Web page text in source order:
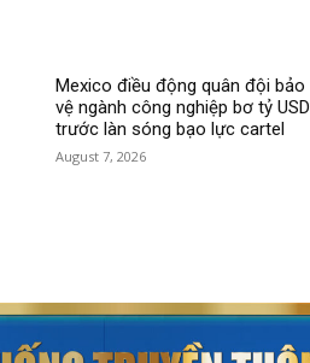
Mexico điều động quân đội bảo
vệ ngành công nghiệp bơ tỷ USD
trước làn sóng bạo lực cartel
August 7, 2026